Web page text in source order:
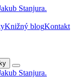
Knižný blogKontakt